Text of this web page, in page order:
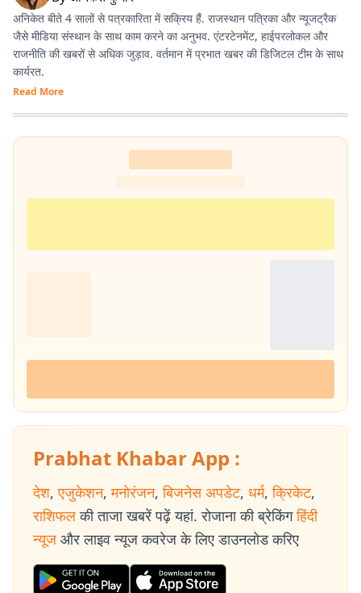
अनिकेत बीते 4 सालों से पत्रकारिता में सक्रिय हैं. राजस्थान पत्रिका और न्यूजट्रैक
जैसे मीडिया संस्थान के साथ काम करने का अनुभव. एंटरटेनमेंट, हाईपरलोकल और
राजनीति की खबरों से अधिक जुड़ाव. वर्तमान में प्रभात खबर की डिजिटल टीम के साथ
कार्यरत.
Read More
Prabhat Khabar App :
देश, एजुकेशन, मनोरंजन, बिजनेस अपडेट, धर्म, क्रिकेट,
राशिफल की ताजा खबरें पढ़ें यहां. रोजाना की ब्रेकिंग हिंदी
न्यूज और लाइव न्यूज कवरेज के लिए डाउनलोड करिए